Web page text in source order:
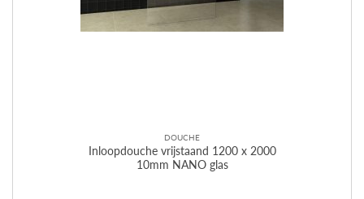
DOUCHE
Inloopdouche vrijstaand 1200 x 2000
10mm NANO glas